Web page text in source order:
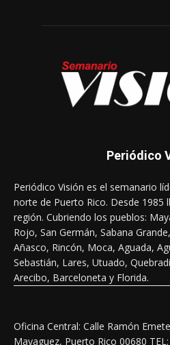
Periódico
Periódico Visión es el semanario
norte de Puerto Rico. Desde 1985
región. Cubriendo los pueblos:
Rojo, San Germán, Sabana
Añasco, Rincón, Moca, Aguada,
Sebastián, Lares, Utuado,
Arecibo, Barceloneta y Florida.
Oficina Central: Calle Ramón
Mayaguez, Puerto Rico 00680